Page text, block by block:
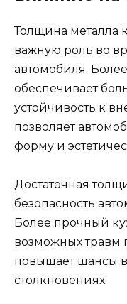
Толщина металла
важную роль во
автомобиля.
обеспечивает
устойчивость к
позволяет
форму и
Достаточная
безопасность
Более прочный
возможных травм
повышает шансы
столкновениях.